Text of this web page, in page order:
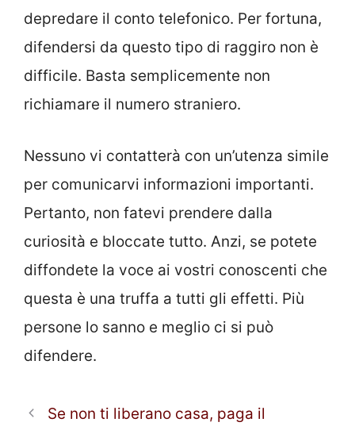
depredare il conto telefonico. Per fortuna,
difendersi da questo tipo di raggiro non è
difficile. Basta semplicemente non
richiamare il numero straniero.
Nessuno vi contatterà con un’utenza simile
per comunicarvi informazioni importanti.
Pertanto, non fatevi prendere dalla
curiosità e bloccate tutto. Anzi, se potete
diffondete la voce ai vostri conoscenti che
questa è una truffa a tutti gli effetti. Più
persone lo sanno e meglio ci si può
difendere.
Se non ti liberano casa, paga il